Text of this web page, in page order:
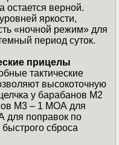
остается верной.
яркости,
«ночной режим» для
период суток.
прицелы
тактические
высокоточную
у барабанов М2
М3 – 1 МОА для
для поправок по
сброса